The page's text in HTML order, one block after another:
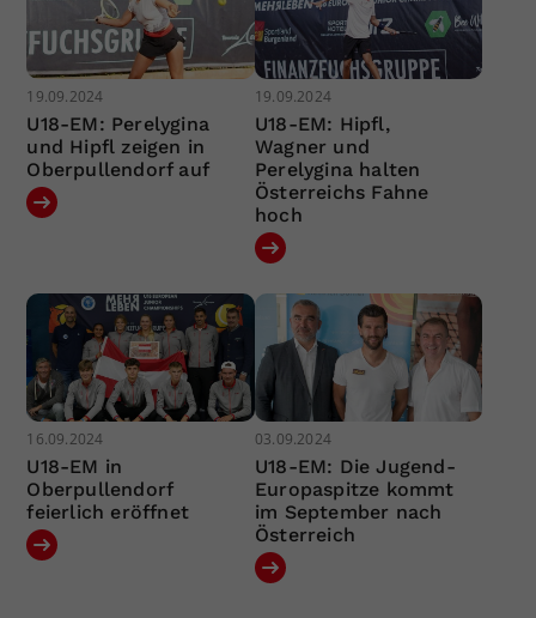
19.09.2024
U18-EM: Perelygina
und Hipfl zeigen in
Oberpullendorf auf
19.09.2024
U18-EM: Hipfl,
Wagner und
Perelygina halten
Österreichs Fahne
hoch
16.09.2024
U18-EM in
Oberpullendorf
feierlich eröffnet
03.09.2024
U18-EM: Die Jugend-
Europaspitze kommt
im September nach
Österreich